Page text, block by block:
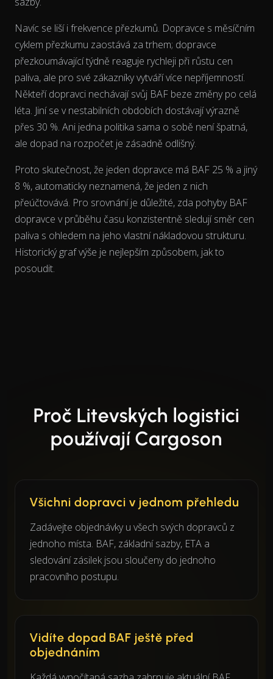
The chart has 2 Y axes displaying % and EUR/L.
Navíc se liší i frekvence přezkumů. Dopravce s měsíčním
cyklem přezkumu zaostává za trhem; dopravce
přezkoumávající týdně reaguje rychleji při růstu cen
paliva, ale pro své zákazníky vytváří více nepříjemností.
Někteří dopravci nechávají svůj BAF beze změny po celá
léta. Jiní se v nestabilních obdobích dostávají výrazně
přes 30 %. Ani jedna politika sama o sobě není špatná,
ale dopad na rozpočet je zásadně odlišný.
Proto skutečnost, že jeden dopravce má BAF 25 % a jiný
8 %, automaticky neznamená, že jeden z nich
přeúčtovává. Pro srovnání je důležité, zda pohyby BAF
dopravce v průběhu času konzistentně sledují směr cen
paliva s ohledem na jeho vlastní nákladovou strukturu.
Historický graf výše je nejlepším způsobem, jak to
posoudit.
Proč Litevských logistici
používají Cargoson
Všichni dopravci v jednom přehledu
Zadávejte objednávky u všech svých dopravců z
jednoho místa. BAF, základní sazby, ETA a
sledování zásilek jsou sloučeny do jednoho
pracovního postupu.
Vidíte dopad BAF ještě před
objednáním